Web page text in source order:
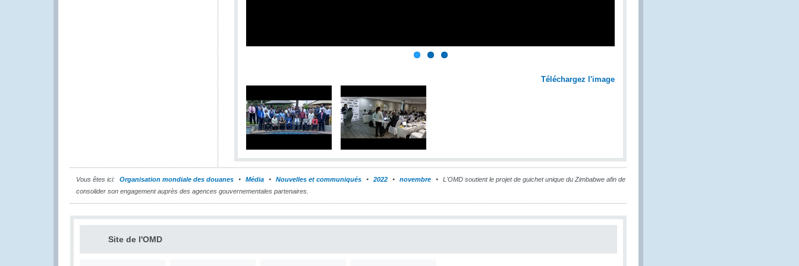
Téléchargez l'image
Vous êtes ici: Organisation mondiale des douanes Média Nouvelles et communiqués 2022 novembre
L'OMD soutient le projet de guichet unique du Zimbabwe afin de
consolider son engagement auprès des agences gouvernementales partenaires.
Site de l'OMD